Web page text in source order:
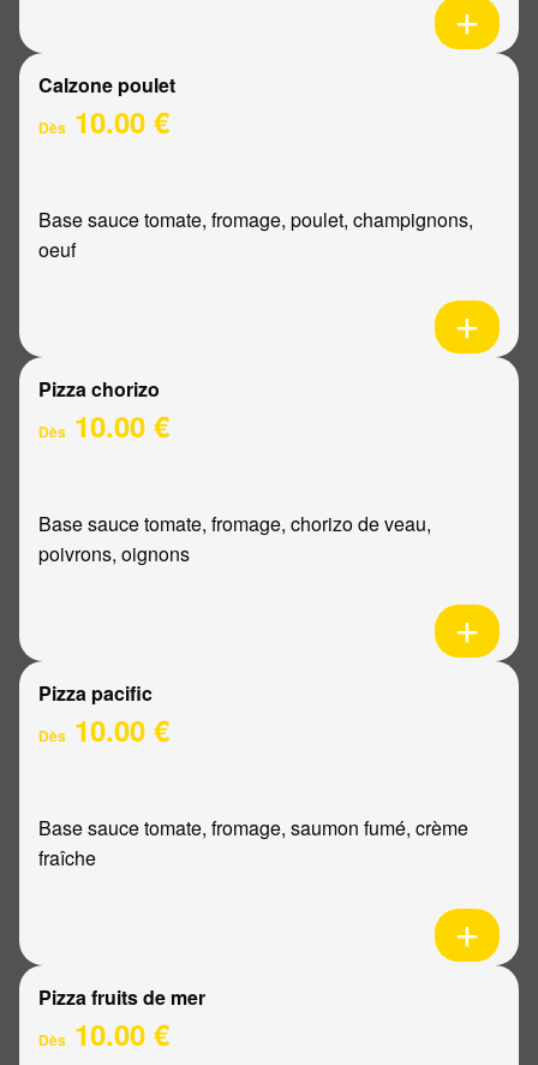
Calzone poulet
Dès 10.00 €
Base sauce tomate, fromage, poulet, champignons,
oeuf
Pizza chorizo
Dès 10.00 €
Base sauce tomate, fromage, chorizo de veau,
poivrons, oignons
Pizza pacific
Dès 10.00 €
Base sauce tomate, fromage, saumon fumé, crème
fraîche
Pizza fruits de mer
Dès 10.00 €